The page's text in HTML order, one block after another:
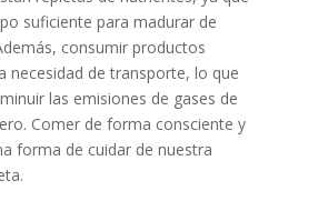
suficiente para madurar de
consumir productos
necesidad de transporte, lo que
las emisiones de gases de
Comer de forma consciente y
forma de cuidar de nuestra